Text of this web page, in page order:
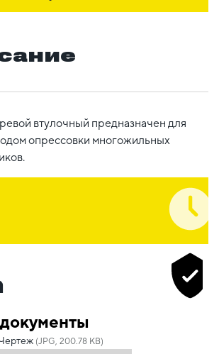
втулочный предназначен для
опрессовки многожильных
(JPG, 200.78 KB)